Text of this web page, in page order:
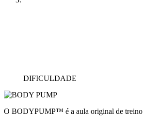
DIFICULDADE
O BODYPUMP™ é a aula original de treino